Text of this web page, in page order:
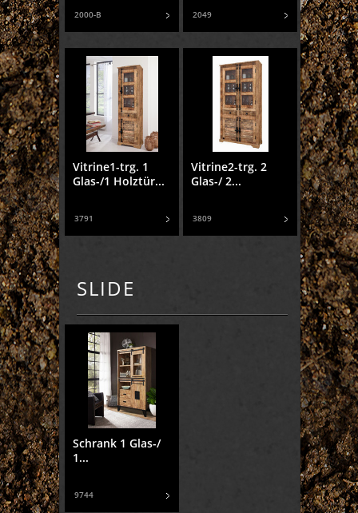
2000-B 2049
Vitrine1-trg. 1
Glas-/1 Holztür...
3791
Vitrine2-trg. 2
Glas-/ 2...
3809
SLIDE
Schrank 1 Glas-/
1...
9744